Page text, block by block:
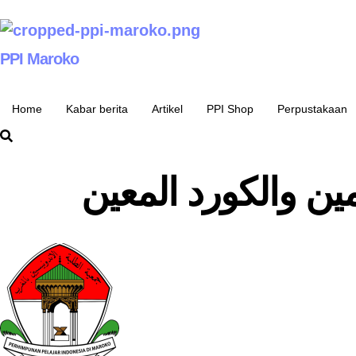
PPI Maroko
Home Kabar berita Artikel PPI Shop Perpustakaan
والكورد المعين